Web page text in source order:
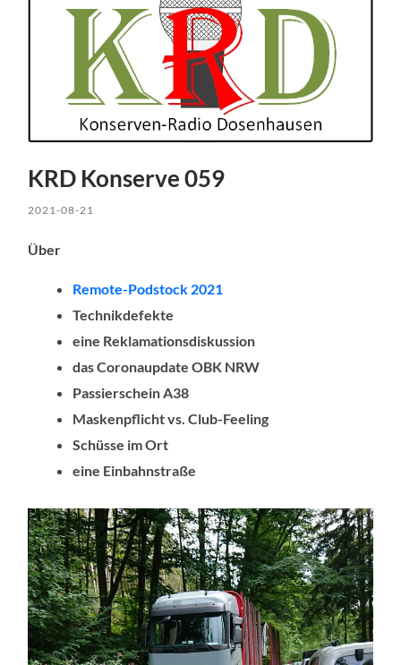
KRD Konserve 059
2021-08-21
Über
Remote-Podstock 2021
Technikdefekte
eine Reklamationsdiskussion
das Coronaupdate OBK NRW
Passierschein A38
Maskenpflicht vs. Club-Feeling
Schüsse im Ort
eine Einbahnstraße